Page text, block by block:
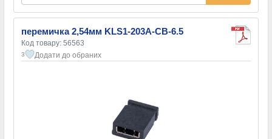
перемичка 2,54мм KLS1-203A-CB-6.5
Код товару: 56563
3 Додати до обраних